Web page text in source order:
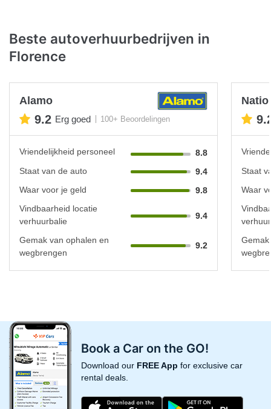
Beste autoverhuurbedrijven in
Florence
Alamo
9.2 Erg goed 100+ Beoordelingen
Vriendelijkheid personeel
8.8
Staat van de auto
9.4
Waar voor je geld
9.8
Vindbaarheid locatie
verhuurbalie
9.4
Gemak van ophalen en
wegbrengen
9.2
Staat
Waar
Book a Car on the GO!
Download our FREE App for exclusive car
rental deals.